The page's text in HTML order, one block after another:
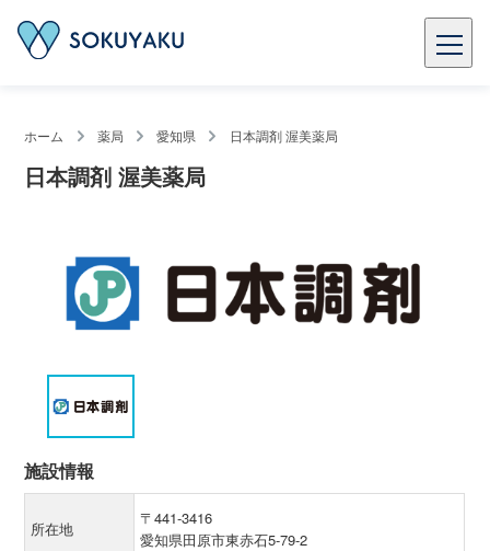
ホーム 薬局 愛知県 日本調剤 渥美薬局
日本調剤 渥美薬局
施設情報
所在地
〒441-3416
愛知県田原市東赤石5-79-2